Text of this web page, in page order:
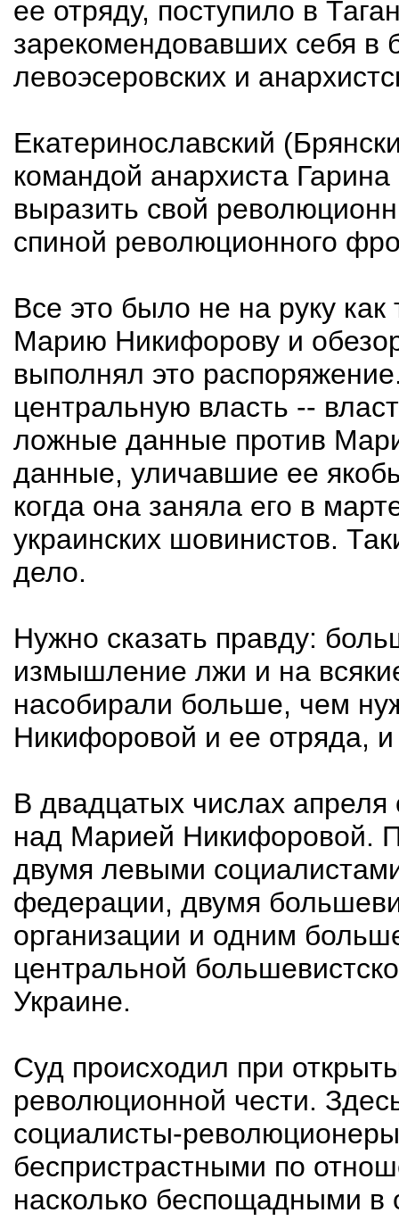
ее отряду, поступило в
зарекомендовавших себя в
левоэсеровских и
Екатеринославский
командой анархиста
выразить свой
спиной революционного
Все это было не на руку
Марию Никифорову и
выполнял это
центральную власть --
ложные данные против
данные, уличавшие ее
когда она заняла его в
украинских шовинистов.
дело.
Нужно сказать правду:
измышление лжи и на
насобирали больше, чем
Никифоровой и ее отряда,
В двадцатых числах
над Марией Никифоровой.
двумя левыми
федерации, двумя
организации и одним
центральной
Украине.
Суд происходил при
революционной чести.
социалисты-
беспристрастными по
насколько беспощадными в